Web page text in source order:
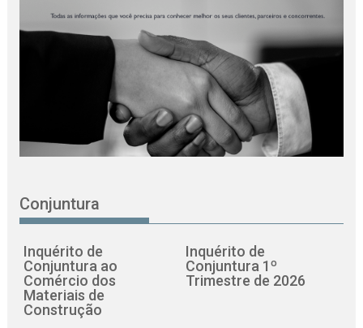
Conjuntura
Inquérito de
Conjuntura ao
Comércio dos
Materiais de
Construção
Inquérito de
Conjuntura 1º
Trimestre de 2026